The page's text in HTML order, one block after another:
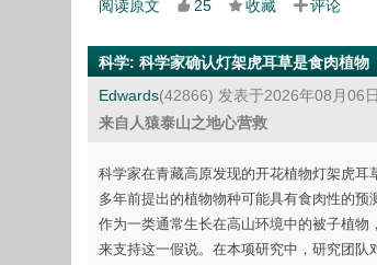
阅读原文 25 收藏 评论
科学: 科学家确认灯架虎耳草是食肉植物
Edwards(42866) 发表于2026年08月06
来自人猿泰山之地心营救
科学家在青藏高原发现的开花植物灯架虎
多年前提出的植物物种可能具有食肉性的
作为一类通常生长在高山环境中的被子植
来支持这一假说。在本项研究中，研究团